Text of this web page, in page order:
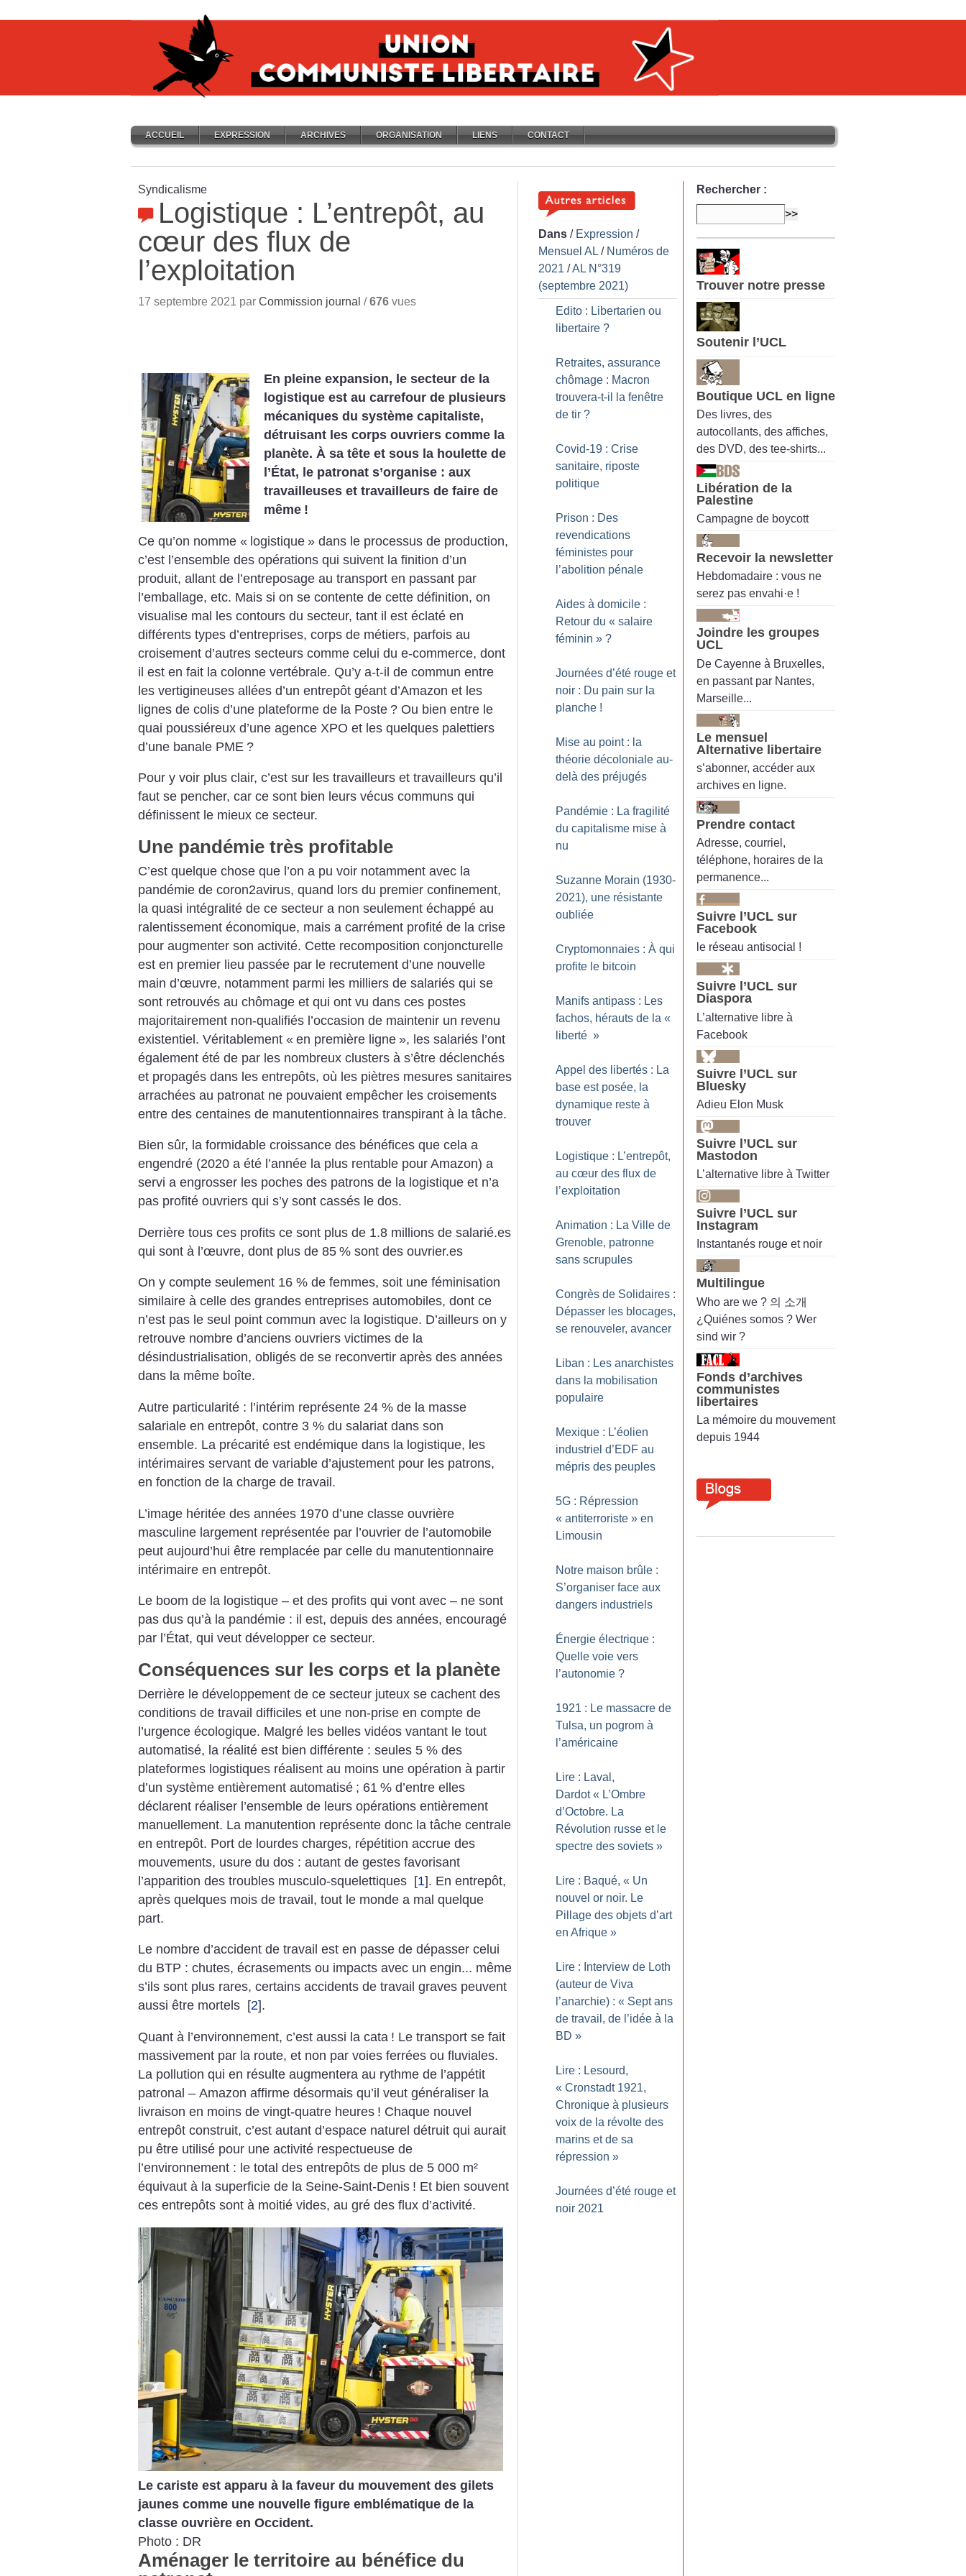
ACCUEIL EXPRESSION ARCHIVES ORGANISATION LIENS CONTACT
Syndicalisme
Logistique : L’entrepôt, au
cœur des flux de
l’exploitation
17 septembre 2021 par Commission journal /676 vues
En pleine expansion, le secteur de la
logistique est au carrefour de plusieurs
mécaniques du système capitaliste,
détruisant les corps ouvriers comme la
planète. À sa tête et sous la houlette de
l’État, le patronat s’organise : aux
travailleuses et travailleurs de faire de
même !
Ce qu’on nomme « logistique » dans le processus de production,
c’est l’ensemble des opérations qui suivent la finition d’un
produit, allant de l’entreposage au transport en passant par
l’emballage, etc. Mais si on se contente de cette définition, on
visualise mal les contours du secteur, tant il est éclaté en
différents types d’entreprises, corps de métiers, parfois au
croisement d’autres secteurs comme celui du e-commerce, dont
il est en fait la colonne vertébrale. Qu’y a-t-il de commun entre
les vertigineuses allées d’un entrepôt géant d’Amazon et les
lignes de colis d’une plateforme de la Poste ? Ou bien entre le
quai poussiéreux d’une agence XPO et les quelques palettiers
d’une banale PME ?
Pour y voir plus clair, c’est sur les travailleurs et travailleurs qu’il
faut se pencher, car ce sont bien leurs vécus communs qui
définissent le mieux ce secteur.
Une pandémie très profitable
C’est quelque chose que l’on a pu voir notamment avec la
pandémie de coron2avirus, quand lors du premier confinement,
la quasi intégralité de ce secteur a non seulement échappé au
ralentissement économique, mais a carrément profité de la crise
pour augmenter son activité. Cette recomposition conjoncturelle
est en premier lieu passée par le recrutement d’une nouvelle
main d’œuvre, notamment parmi les milliers de salariés qui se
sont retrouvés au chômage et qui ont vu dans ces postes
majoritairement non-qualifiés l’occasion de maintenir un revenu
existentiel. Véritablement « en première ligne », les salariés l’ont
également été de par les nombreux clusters à s’être déclenchés
et propagés dans les entrepôts, où les piètres mesures sanitaires
arrachées au patronat ne pouvaient empêcher les croisements
entre des centaines de manutentionnaires transpirant à la tâche.
Bien sûr, la formidable croissance des bénéfices que cela a
engendré (2020 a été l’année la plus rentable pour Amazon) a
servi a engrosser les poches des patrons de la logistique et n’a
pas profité ouvriers qui s’y sont cassés le dos.
Derrière tous ces profits ce sont plus de 1.8 millions de salarié.es
qui sont à l’œuvre, dont plus de 85 % sont des ouvrier.es
On y compte seulement 16 % de femmes, soit une féminisation
similaire à celle des grandes entreprises automobiles, dont ce
n’est pas le seul point commun avec la logistique. D’ailleurs on y
retrouve nombre d’anciens ouvriers victimes de la
désindustrialisation, obligés de se reconvertir après des années
dans la même boîte.
Autre particularité : l’intérim représente 24 % de la masse
salariale en entrepôt, contre 3 % du salariat dans son
ensemble. La précarité est endémique dans la logistique, les
intérimaires servant de variable d’ajustement pour les patrons,
en fonction de la charge de travail.
L’image héritée des années 1970 d’une classe ouvrière
masculine largement représentée par l’ouvrier de l’automobile
peut aujourd’hui être remplacée par celle du manutentionnaire
intérimaire en entrepôt.
Le boom de la logistique – et des profits qui vont avec – ne sont
pas dus qu’à la pandémie : il est, depuis des années, encouragé
par l’État, qui veut développer ce secteur.
Conséquences sur les corps et la planète
Derrière le développement de ce secteur juteux se cachent des
conditions de travail difficiles et une non-prise en compte de
l’urgence écologique. Malgré les belles vidéos vantant le tout
automatisé, la réalité est bien différente : seules 5 % des
plateformes logistiques réalisent au moins une opération à partir
d’un système entièrement automatisé ; 61 % d’entre elles
déclarent réaliser l’ensemble de leurs opérations entièrement
manuellement. La manutention représente donc la tâche centrale
en entrepôt. Port de lourdes charges, répétition accrue des
mouvements, usure du dos : autant de gestes favorisant
l’apparition des troubles musculo-squelettiques [1]. En entrepôt,
après quelques mois de travail, tout le monde a mal quelque
part.
Le nombre d’accident de travail est en passe de dépasser celui
du BTP : chutes, écrasements ou impacts avec un engin... même
s’ils sont plus rares, certains accidents de travail graves peuvent
aussi être mortels [2].
Quant à l’environnement, c’est aussi la cata ! Le transport se fait
massivement par la route, et non par voies ferrées ou fluviales.
La pollution qui en résulte augmentera au rythme de l’appétit
patronal – Amazon affirme désormais qu’il veut généraliser la
livraison en moins de vingt-quatre heures ! Chaque nouvel
entrepôt construit, c’est autant d’espace naturel détruit qui aurait
pu être utilisé pour une activité respectueuse de
l’environnement : le total des entrepôts de plus de 5 000 m²
équivaut à la superficie de la Seine-Saint-Denis ! Et bien souvent
ces entrepôts sont à moitié vides, au gré des flux d’activité.
Le cariste est apparu à la faveur du mouvement des gilets
jaunes comme une nouvelle figure emblématique de la
classe ouvrière en Occident.
Photo : DR
Aménager le territoire au bénéfice du
Dans / Expression /
Mensuel AL / Numéros de
2021 /AL N°319
(septembre 2021)
Edito : Libertarien ou
libertaire ?
Retraites, assurance
chômage : Macron
trouvera-t-il la fenêtre
de tir ?
Covid-19 : Crise
sanitaire, riposte
politique
Prison : Des
revendications
féministes pour
l’abolition pénale
Aides à domicile :
Retour du « salaire
féminin » ?
Journées d’été rouge et
noir : Du pain sur la
planche !
Mise au point : la
théorie décoloniale au-
delà des préjugés
Pandémie : La fragilité
du capitalisme mise à
nu
Suzanne Morain (1930-
2021), une résistante
oubliée
Cryptomonnaies : À qui
profite le bitcoin
Manifs antipass : Les
fachos, hérauts de la «
liberté »
Appel des libertés : La
base est posée, la
dynamique reste à
trouver
Logistique : L’entrepôt,
au cœur des flux de
l’exploitation
Animation : La Ville de
Grenoble, patronne
sans scrupules
Congrès de Solidaires :
Dépasser les blocages,
se renouveler, avancer
Liban : Les anarchistes
dans la mobilisation
populaire
Mexique : L’éolien
industriel d’EDF au
mépris des peuples
5G : Répression
« antiterroriste » en
Limousin
Notre maison brûle :
S’organiser face aux
dangers industriels
Énergie électrique :
Quelle voie vers
l’autonomie ?
1921 : Le massacre de
Tulsa, un pogrom à
l’américaine
Lire : Laval,
Dardot « L’Ombre
d’Octobre. La
Révolution russe et le
spectre des soviets »
Lire : Baqué, « Un
nouvel or noir. Le
Pillage des objets d’art
en Afrique »
Lire : Interview de Loth
(auteur de Viva
l’anarchie) : « Sept ans
de travail, de l’idée à la
BD »
Lire : Lesourd,
« Cronstadt 1921,
Chronique à plusieurs
voix de la révolte des
marins et de sa
répression »
Journées d’été rouge et
noir 2021
Rechercher :
Trouver notre presse
Soutenir l’UCL
Boutique UCL en ligne
Des livres, des
autocollants, des affiches,
des DVD, des tee-shirts...
Libération de la
Palestine
Campagne de boycott
Recevoir la newsletter
Hebdomadaire : vous ne
serez pas envahi·e !
Joindre les groupes
UCL
De Cayenne à Bruxelles,
en passant par Nantes,
Marseille...
Le mensuel
Alternative libertaire
s’abonner, accéder aux
archives en ligne.
Prendre contact
Adresse, courriel,
téléphone, horaires de la
permanence...
Suivre l’UCL sur
Facebook
le réseau antisocial !
Suivre l’UCL sur
Diaspora
L’alternative libre à
Facebook
Suivre l’UCL sur
Bluesky
Adieu Elon Musk
Suivre l’UCL sur
Mastodon
L’alternative libre à Twitter
Suivre l’UCL sur
Instagram
Instantanés rouge et noir
Multilingue
Who are we ? 의 소개
¿Quiénes somos ? Wer
sind wir ?
Fonds d’archives
communistes
libertaires
La mémoire du mouvement
depuis 1944